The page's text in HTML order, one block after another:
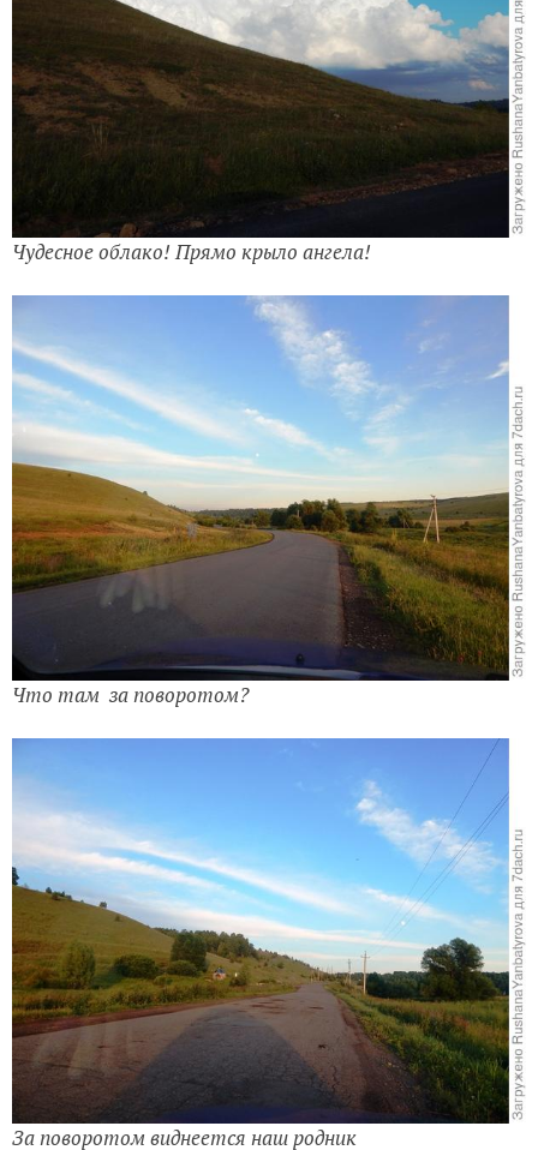
Чудесное облако! Прямо крыло ангела!
Что там за поворотом?
За поворотом виднеется наш родник